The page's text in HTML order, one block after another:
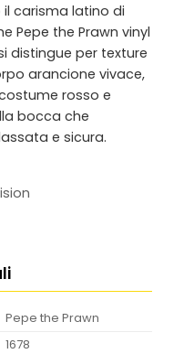
carisma latino di
Pepe the Prawn vinyl
distingue per texture
arancione vivace,
rosso e
bocca che
e sicura.
Pepe the Prawn
1678